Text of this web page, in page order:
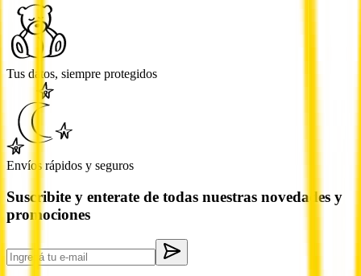
Tus datos, siempre protegidos
Envíos rápidos y seguros
Suscribite y enterate de todas nuestras novedades y
promociones